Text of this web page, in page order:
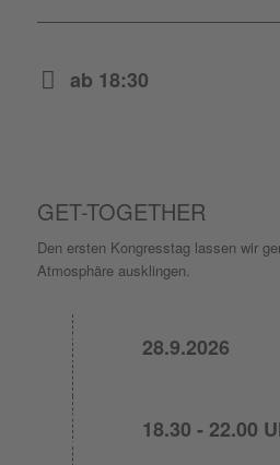
ab 18:30
GET-TOGETHER
Den ersten Kongresstag lassen wir
Atmosphäre ausklingen.
28.9.2026
18.30 - 22.00